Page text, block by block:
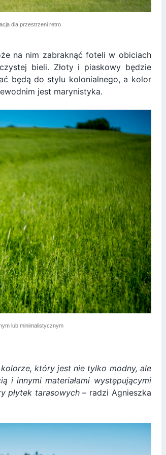
dla przestrzeni retro
na nim zabraknąć foteli w obiciach
bieli. Złoty i piaskowy będzie
będą do stylu kolonialnego, a kolor
jest marynistyka.
lub minimalistycznym
który jest nie tylko modny, ale
i innymi materiałami występującymi
płytek tarasowych – radzi Agnieszka